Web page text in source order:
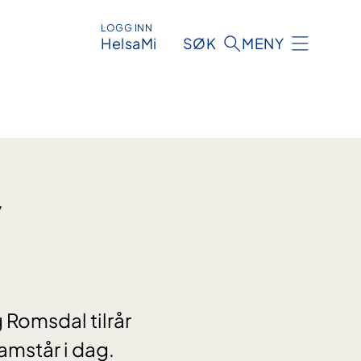
LOGG INN
HelsaMi SØK MENY
tilrår
i dag.